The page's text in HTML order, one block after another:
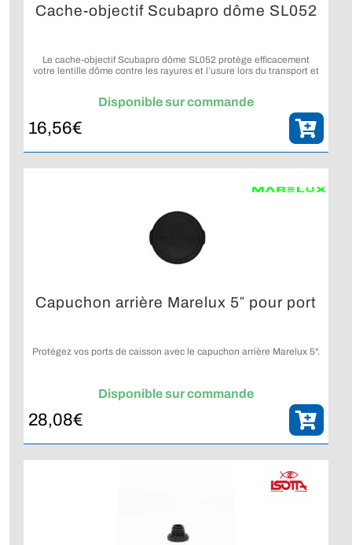
Cache-objectif Scubapro dôme SL052
Le cache-objectif Scubapro dôme SL052 protège efficacement
votre lentille dôme contre les rayures et l’usure lors du transport et
Disponible sur commande
16,56€
Capuchon arrière Marelux 5″ pour port
Protégez vos ports de caisson avec le capuchon arrière Marelux 5".
Disponible sur commande
28,08€